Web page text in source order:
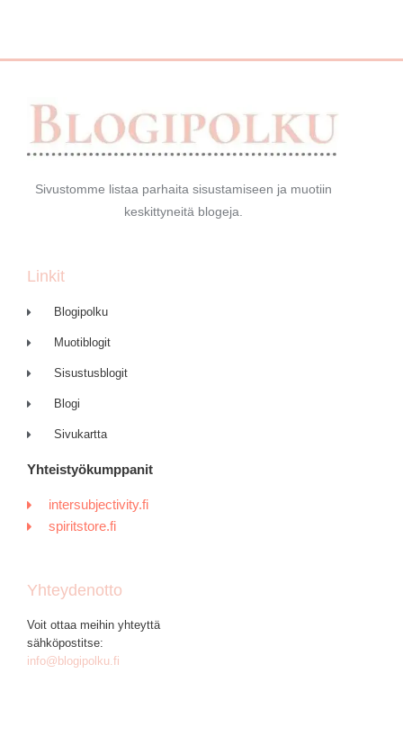
Sivustomme listaa parhaita sisustamiseen ja muotiin
keskittyneitä blogeja.
Linkit
Blogipolku
Muotiblogit
Sisustusblogit
Blogi
Sivukartta
Yhteistyökumppanit
intersubjectivity.fi
spiritstore.fi
Yhteydenotto
Voit ottaa meihin yhteyttä
sähköpostitse:
info@blogipolku.fi